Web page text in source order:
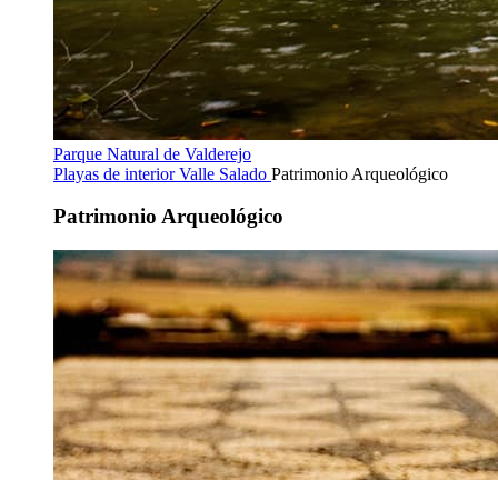
Parque Natural de Valderejo
Playas de interiorValle Salado Patrimonio Arqueológico
Patrimonio Arqueológico